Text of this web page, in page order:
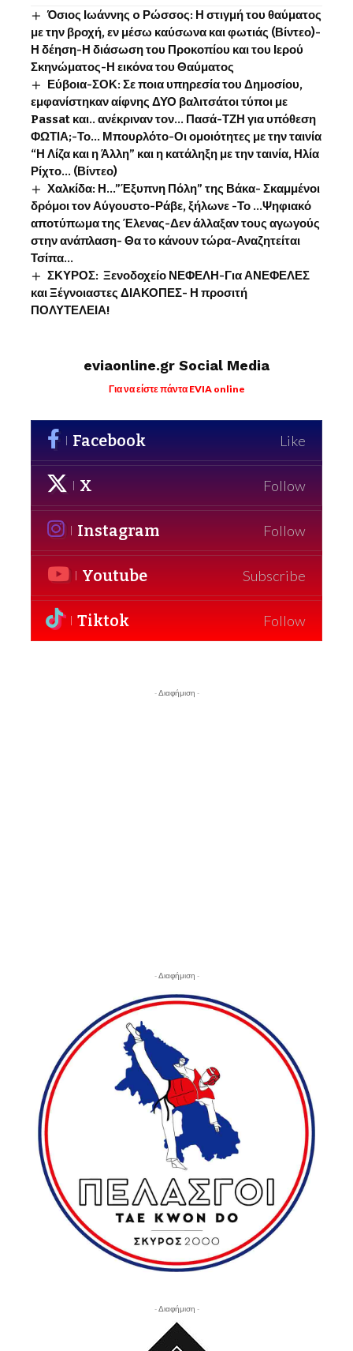
Όσιος Ιωάννης o Ρώσσος: Η στιγμή του θαύματος
με την βροχή, εν μέσω καύσωνα και φωτιάς (Βίντεο)-
Η δέηση-Η διάσωση του Προκοπίου και του Ιερού
Σκηνώματος-Η εικόνα του Θαύματος
Εύβοια-ΣΟΚ: Σε ποια υπηρεσία του Δημοσίου,
εμφανίστηκαν αίφνης ΔΥΟ βαλιτσάτοι τύποι με
Passat και.. ανέκριναν τον… Πασά-ΤΖΗ για υπόθεση
ΦΩΤΙΑ;-Το… Μπουρλότο-Οι ομοιότητες με την ταινία
“Η Λίζα και η Άλλη” και η κατάληξη με την ταινία, Ηλία
Ρίχτο… (Βίντεο)
Χαλκίδα: Η…”Έξυπνη Πόλη” της Βάκα- Σκαμμένοι
δρόμοι τον Αύγουστο-Ράβε, ξήλωνε -Το …Ψηφιακό
αποτύπωμα της Έλενας-Δεν άλλαξαν τους αγωγούς
στην ανάπλαση- Θα το κάνουν τώρα-Αναζητείται
Τσίπα…
ΣΚΥΡΟΣ: Ξενοδοχείο ΝΕΦΕΛΗ-Για ΑΝΕΦΕΛΕΣ
και Ξέγνοιαστες ΔΙΑΚΟΠΕΣ- Η προσιτή
ΠΟΛΥΤΕΛΕΙΑ!
eviaonline.gr Social Media
Για να είστε πάντα EVIA online
Facebook Like
X Follow
Instagram Follow
Youtube Subscribe
Tiktok Follow
- Διαφήμιση -
- Διαφήμιση -
- Διαφήμιση -